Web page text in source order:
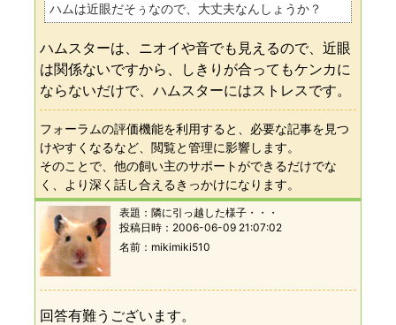
ハムは近眼だそぅなので、大丈夫なんしょうか？
ハムスターは、ニオイや音でも見えるので、近眼
は関係ないですから、しきりが合ってもケンカに
ならないだけで、ハムスターにはストレスです。
フォーラムの評価機能を利用すると、必要な記事を見つ
けやすくなるなど、閲覧と管理に影響します。
そのことで、他の飼い主のサポートができるだけでな
く、より深く話し合えるきっかけになります。
表題： 隣に引っ越した様子・・・
投稿日時： 2006-06-09 21:07:02
名前
mikimiki510
回答有難うございます。